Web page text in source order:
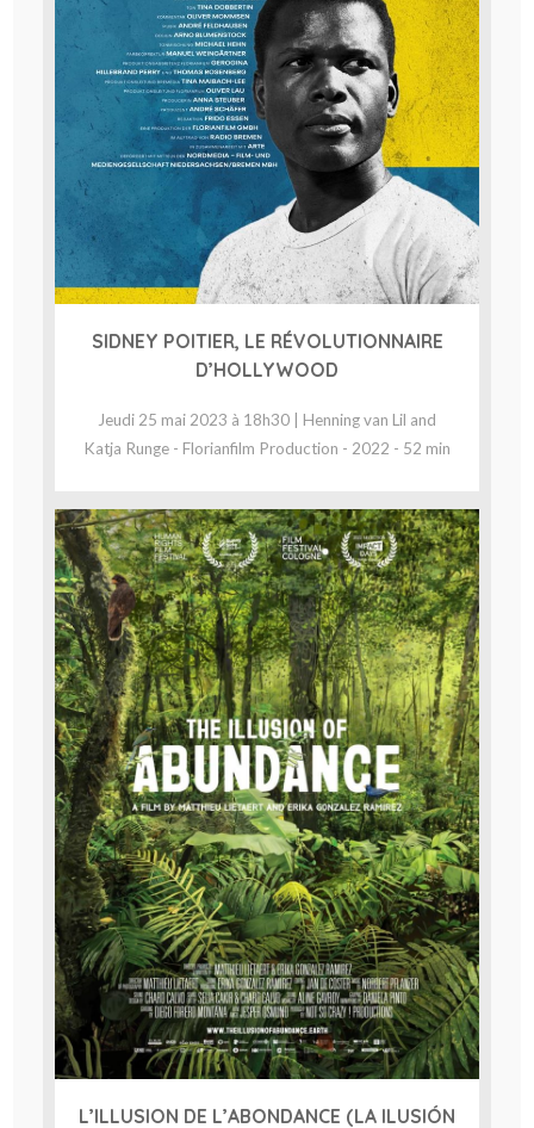
SIDNEY POITIER, LE RÉVOLUTIONNAIRE
D’HOLLYWOOD
Jeudi 25 mai 2023 à 18h30 | Henning van Lil and
Katja Runge - Florianfilm Production - 2022 - 52 min
L’ILLUSION DE L’ABONDANCE (LA ILUSIÓN